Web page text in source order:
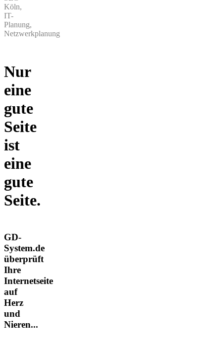
Köln,
IT-
Planung,
Netzwerkplanung
Nur
eine
gute
Seite
ist
eine
gute
Seite.
GD-
System.de
überprüft
Ihre
Internetseite
auf
Herz
und
Nieren...